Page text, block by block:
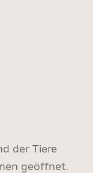
der Tiere
geöffnet.